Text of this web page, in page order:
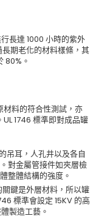
長達 1000 小時的紫外
期老化的材料樣條，其
80%。
料的符合性測試，亦
1746 標準即對成品罐
吊耳，人孔井以及各自
對金屬管接件如夾層檢
整體結構的強度。
鍵是外層材料，所以罐
標準會設定 15KV 的高
製造工藝。